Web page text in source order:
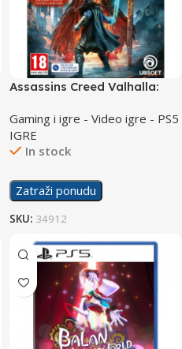
Assassins Creed Valhalla:
Gaming i igre - Video igre - PS5
IGRE
In stock
Zatraži ponudu
SKU: 34912